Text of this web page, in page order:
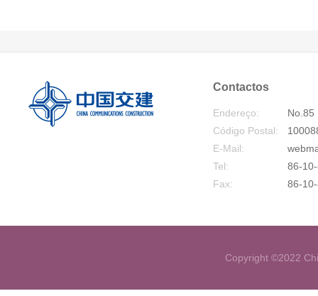
Contactos
Endereço:
No.85
Código Postal:
E-Mail:
Tel:
86-
Fax:
86-
Copyright ©2022